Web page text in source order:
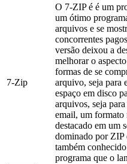
7-Zip
O 7-ZIP é é um
um ótimo
arquivos e se
concorrentes
versão deixou a
melhorar o
formas de se
arquivo, seja para
espaço em disco
arquivos, seja
email, um formato
destacado em um
dominado por
também
programa que o